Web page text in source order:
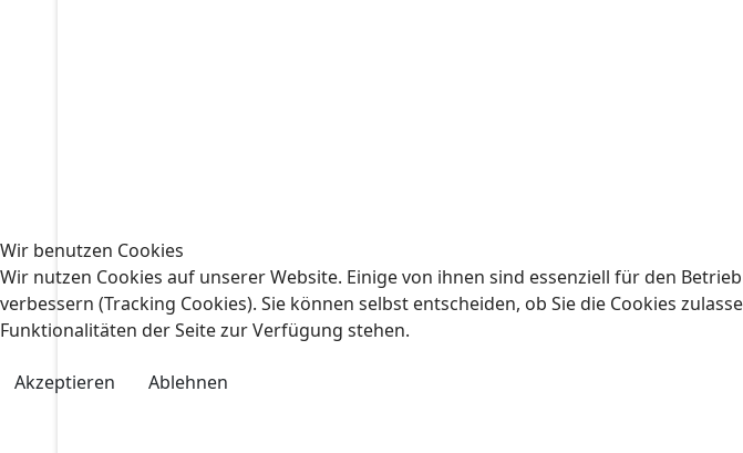
Wir benutzen Cookies
Wir nutzen Cookies auf unserer Website. Einige von ihnen sind essenziell für den
verbessern (Tracking Cookies). Sie können selbst entscheiden, ob Sie die Cookies
Funktionalitäten der Seite zur Verfügung stehen.
Akzeptieren Ablehnen